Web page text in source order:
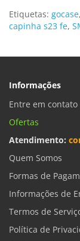
Etiquetas: gocase,
capinha s23 fe,
Informações
Entre em contato
Ofertas
Atendimento:
Quem Somos
Formas de
Informações de
Termos de
Política de